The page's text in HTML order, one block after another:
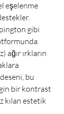
eşelenme
gibi
ağır ırkların
bu
bir kontrast
kılan estetik